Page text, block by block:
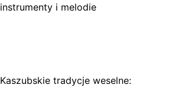
instrumenty i melodie
Kaszubskie tradycje weselne: